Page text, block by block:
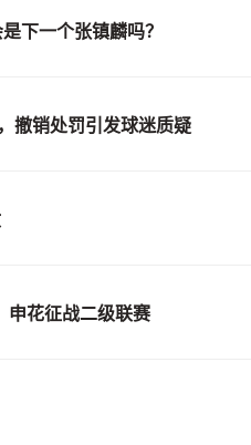
下一个张镇麟吗？
撤销处罚引发球迷质疑
申花征战二级联赛